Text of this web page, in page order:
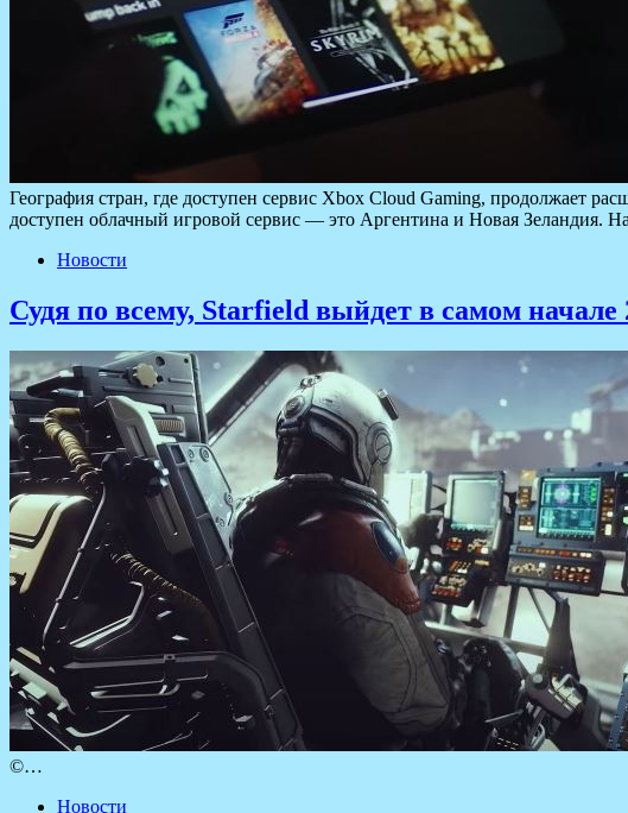
География стран, где доступен сервис Xbox Cloud Gaming, продолжает
доступен облачный игровой сервис — это Аргентина и Новая Зеландия.
Новости
Судя по всему, Starfield выйдет в самом начале
©…
Новости